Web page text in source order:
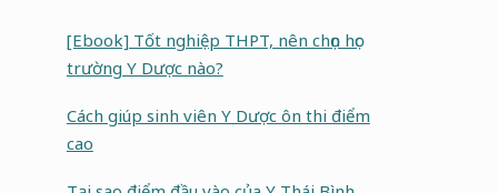
[Ebook] Tốt nghiệp THPT, nên chọn học
trường Y Dược nào?
Cách giúp sinh viên Y Dược ôn thi điểm
cao